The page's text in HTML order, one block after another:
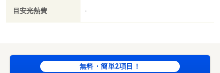
目安光熱費 -
無料・簡単2項目！